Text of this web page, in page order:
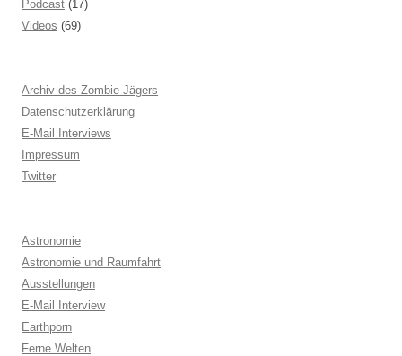
Podcast (17)
Videos (69)
Archiv des Zombie-Jägers
Datenschutzerklärung
E-Mail Interviews
Impressum
Twitter
Astronomie
Astronomie und Raumfahrt
Ausstellungen
E-Mail Interview
Earthporn
Ferne Welten